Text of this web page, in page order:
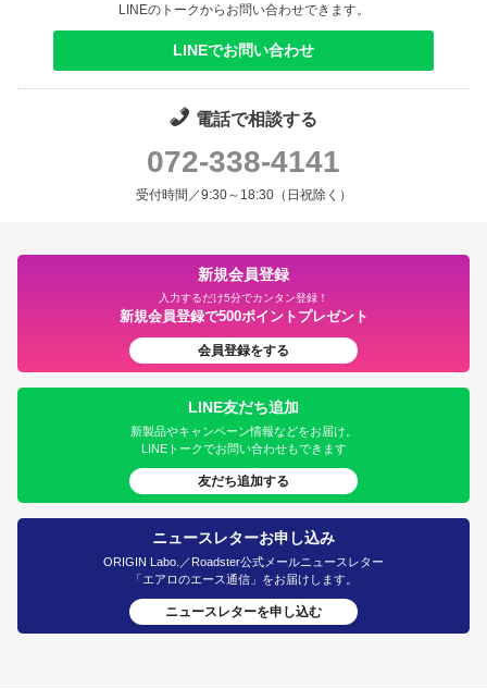
LINEのトークからお問い合わせできます。
LINEでお問い合わせ
電話で相談する
072-338-4141
受付時間／9:30～18:30（日祝除く）
新規会員登録
入力するだけ5分でカンタン登録！
新規会員登録で500ポイントプレゼント
会員登録をする
LINE友だち追加
新製品やキャンペーン情報などをお届け。
LINEトークでお問い合わせもできます
友だち追加する
ニュースレターお申し込み
ORIGIN Labo.／Roadster公式メールニュースレター
「エアロのエース通信」をお届けします。
ニュースレターを申し込む